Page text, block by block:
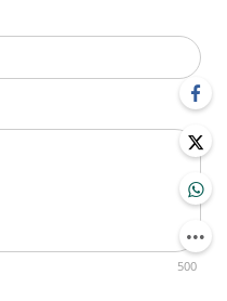
500